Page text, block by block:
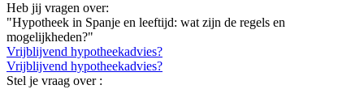
Heb jij vragen over:
"Hypotheek in Spanje en leeftijd: wat zijn de regels en
mogelijkheden?"
Vrijblijvend hypotheekadvies?
Vrijblijvend hypotheekadvies?
Stel je vraag over :